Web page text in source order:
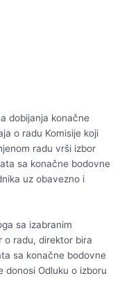
dobijanja konačne
o radu Komisije koji
radu vrši izbor
sa konačne bodovne
uz obavezno i
sa izabranim
o radu, direktor bira
sa konačne bodovne
donosi Odluku o izboru